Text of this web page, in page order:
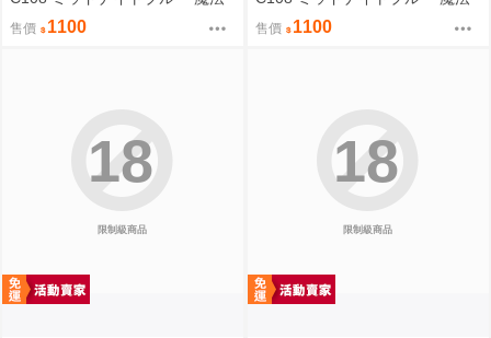
少女 美遊 M字腿
售價 1100
少女 伊莉雅&克洛伊&美遊 翹臀
售價 1100
限制級商品
18
限制級商品
18